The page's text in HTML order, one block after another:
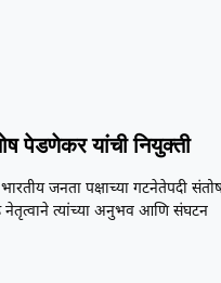
पेडणेकर यांची नियुक्ती
जनता पक्षाच्या गटनेतेपदी
नेतृत्वाने त्यांच्या अनुभव आणि संघटन